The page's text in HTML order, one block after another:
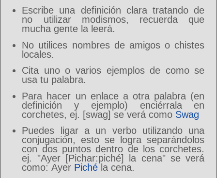
Escribe una definición clara tratando de
no utilizar modismos, recuerda que
mucha gente la leerá.
No utilices nombres de amigos o chistes
locales.
Cita uno o varios ejemplos de como se
usa tu palabra.
Para hacer un enlace a otra palabra (en
definición y ejemplo) enciérrala en
corchetes, ej. [swag] se verá como Swag
Puedes ligar a un verbo utilizando una
conjugación, esto se logra separándolos
con dos puntos dentro de los corchetes.
ej. "Ayer [Pichar:piché] la cena" se verá
como: Ayer Piché la cena.